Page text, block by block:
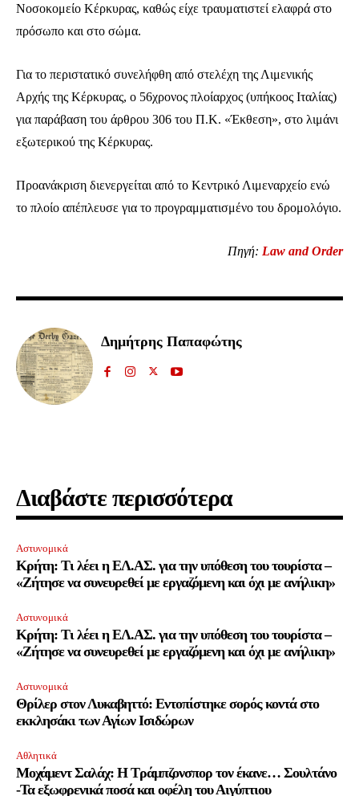
Ενταχθείτε στην κοινότητα των
συζήτησης.
Για να εγγραφείτε, απλά εισάγετε τη διεύθυνση email σας στην ιστοσελίδα
μας ή πατάτε το κουμπί Εγγραφή. Μην ανησυχείτε, τα στοιχεία σας είναι
ασφαλή σε εμάς.
Έχω διαβάσει και αποδέχομαι τηνΠολιτική Απορρήτου.
32,111 32,214 11,243
Νοσοκομείο Κέρκυρας, καθώς είχε τραυματιστεί ελαφρά στο
πρόσωπο και στο σώμα.
Για το περιστατικό συνελήφθη από στελέχη της Λιμενικής
Αρχής της Κέρκυρας, ο 56χρονος πλοίαρχος (υπήκοος Ιταλίας)
για παράβαση του άρθρου 306 του Π.Κ. «Έκθεση», στο λιμάνι
εξωτερικού της Κέρκυρας.
Προανάκριση διενεργείται από το Κεντρικό Λιμεναρχείο ενώ
το πλοίο απέπλευσε για το προγραμματισμένο του δρομολόγιο.
Πηγή: Law and Order
Δημήτρης Παπαφώτης
Διαβάστε περισσότερα
Αστυνομικά
Κρήτη: Τι λέει η ΕΛ.ΑΣ. για την υπόθεση του τουρίστα –
«Ζήτησε να συνευρεθεί με εργαζόμενη και όχι με ανήλικη»
Αστυνομικά
Κρήτη: Τι λέει η ΕΛ.ΑΣ. για την υπόθεση του τουρίστα –
«Ζήτησε να συνευρεθεί με εργαζόμενη και όχι με ανήλικη»
Αστυνομικά
Θρίλερ στον Λυκαβηττό: Εντοπίστηκε σορός κοντά στο
εκκλησάκι των Αγίων Ισιδώρων
Αθλητικά
Μοχάμεντ Σαλάχ: Η Τράμπζονσπορ τον έκανε… Σουλτάνο
-Τα εξωφρενικά ποσά και οφέλη του Αιγύπτιου